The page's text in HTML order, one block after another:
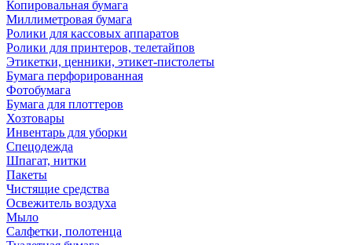
Копировальная бумага
Миллиметровая бумага
Ролики для кассовых аппаратов
Ролики для принтеров, телетайпов
Этикетки, ценники, этикет-пистолеты
Бумага перфорированная
Фотобумага
Бумага для плоттеров
Хозтовары
Инвентарь для уборки
Спецодежда
Шпагат, нитки
Пакеты
Чистящие средства
Освежитель воздуха
Мыло
Салфетки, полотенца